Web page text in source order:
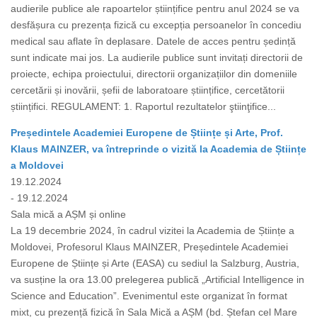
audierile publice ale rapoartelor științifice pentru anul 2024 se va
desfășura cu prezența fizică cu excepția persoanelor în concediu
medical sau aflate în deplasare. Datele de acces pentru ședință
sunt indicate mai jos. La audierile publice sunt invitați directorii de
proiecte, echipa proiectului, directorii organizațiilor din domeniile
cercetării și inovării, șefii de laboratoare științifice, cercetătorii
științifici. REGULAMENT: 1. Raportul rezultatelor ştiinţifice...
Președintele Academiei Europene de Științe și Arte, Prof.
Klaus MAINZER, va întreprinde o vizită la Academia de Științe
a Moldovei
19.12.2024
- 19.12.2024
Sala mică a AȘM și online
La 19 decembrie 2024, în cadrul vizitei la Academia de Științe a
Moldovei, Profesorul Klaus MAINZER, Președintele Academiei
Europene de Științe și Arte (EASA) cu sediul la Salzburg, Austria,
va susține la ora 13.00 prelegerea publică „Artificial Intelligence in
Science and Education”. Evenimentul este organizat în format
mixt, cu prezență fizică în Sala Mică a AȘM (bd. Ștefan cel Mare